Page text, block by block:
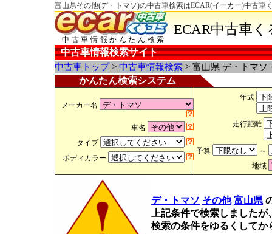
富山県その他(デ・トマソ)の中古車検索はECAR(イーカー)中古車
中古車情報かんたん検索
ECAR中古車
中古車情報検索サイト
中古車トップ> 中古車情報検索 > 富山県 デ・トマソ
かんたん検索システム
メーカー名
車名
タイプ
ボディカラー
年式
走行距離
予算
～
地域
デ・トマソ その他 富山県
上記条件で検索しました
検索の条件をゆるくして